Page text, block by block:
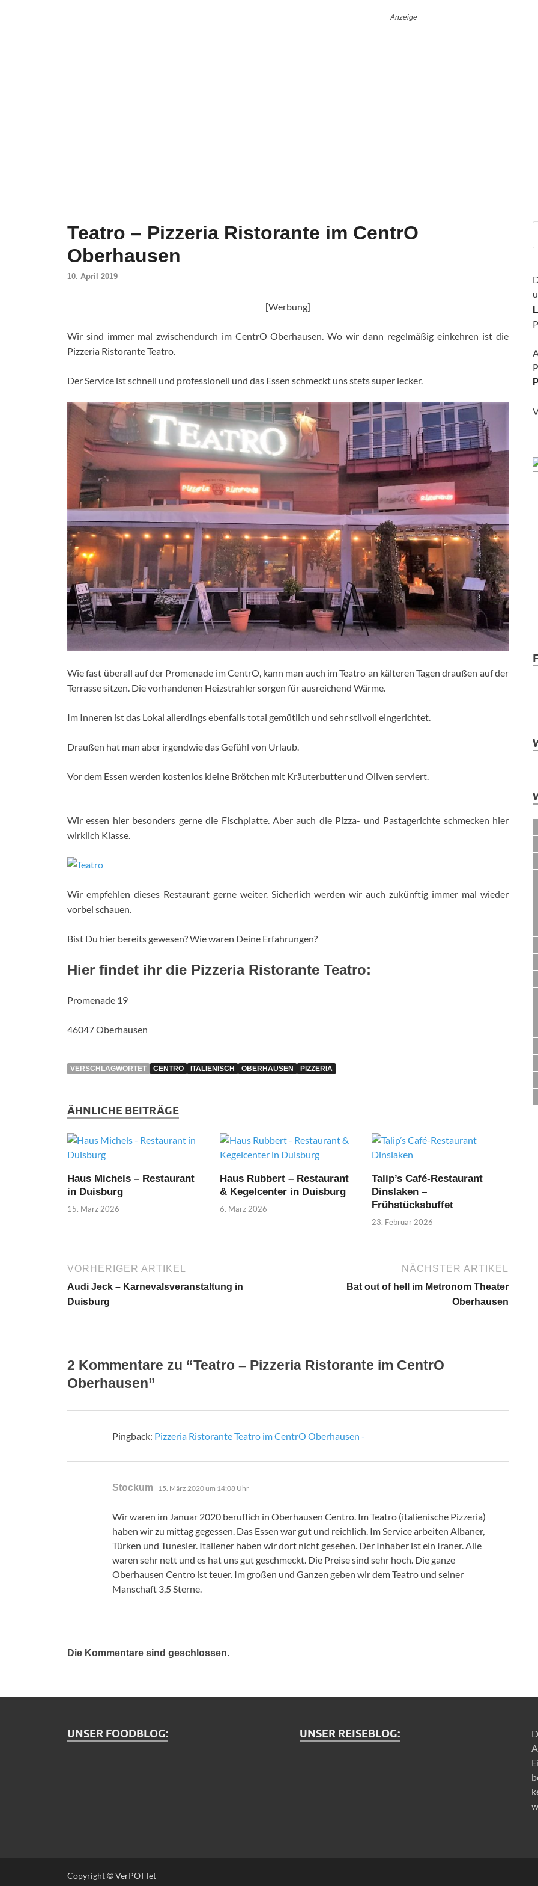
Teatro – Pizzeria Ristorante im CentrO
Oberhausen
10. April 2019
[Werbung]
Wir sind immer mal zwischendurch im CentrO Oberhausen. Wo wir dann regelmäßig einkehren ist die
Pizzeria Ristorante Teatro.
Der Service ist schnell und professionell und das Essen schmeckt uns stets super lecker.
Wie fast überall auf der Promenade im CentrO, kann man auch im Teatro an kälteren Tagen draußen auf der
Terrasse sitzen. Die vorhandenen Heizstrahler sorgen für ausreichend Wärme.
Im Inneren ist das Lokal allerdings ebenfalls total gemütlich und sehr stilvoll eingerichtet.
Draußen hat man aber irgendwie das Gefühl von Urlaub.
Vor dem Essen werden kostenlos kleine Brötchen mit Kräuterbutter und Oliven serviert.
Wir essen hier besonders gerne die Fischplatte. Aber auch die Pizza- und Pastagerichte schmecken hier
wirklich Klasse.
Wir empfehlen dieses Restaurant gerne weiter. Sicherlich werden wir auch zukünftig immer mal wieder
vorbei schauen.
Bist Du hier bereits gewesen? Wie waren Deine Erfahrungen?
Hier findet ihr die Pizzeria Ristorante Teatro:
Promenade 19
46047 Oberhausen
VERSCHLAGWORTET CENTRO ITALIENISCH OBERHAUSEN PIZZERIA
ÄHNLICHE BEITRÄGE
Haus Michels – Restaurant
in Duisburg
15. März 2026
Haus Rubbert – Restaurant
& Kegelcenter in Duisburg
6. März 2026
Talip’s Café-Restaurant
Dinslaken –
Frühstücksbuffet
23. Februar 2026
VORHERIGER ARTIKEL
Audi Jeck – Karnevalsveranstaltung in
Duisburg
NÄCHSTER ARTIKEL
Bat out of hell im Metronom Theater
Oberhausen
2 Kommentare zu “Teatro – Pizzeria Ristorante im CentrO
Oberhausen”
Pingback: Pizzeria Ristorante Teatro im CentrO Oberhausen -
Stockum sagt:
15. März 2020 um 14:08 Uhr
Wir waren im Januar 2020 beruflich in Oberhausen Centro. Im Teatro (italienische Pizzeria)
haben wir zu mittag gegessen. Das Essen war gut und reichlich. Im Service arbeiten Albaner,
Türken und Tunesier. Italiener haben wir dort nicht gesehen. Der Inhaber ist ein Iraner. Alle
waren sehr nett und es hat uns gut geschmeckt. Die Preise sind sehr hoch. Die ganze
Oberhausen Centro ist teuer. Im großen und Ganzen geben wir dem Teatro und seiner
Manschaft 3,5 Sterne.
Die Kommentare sind geschlossen.
UNSER FOODBLOG: UNSER REISEBLOG:
Copyright © VerPOTTet